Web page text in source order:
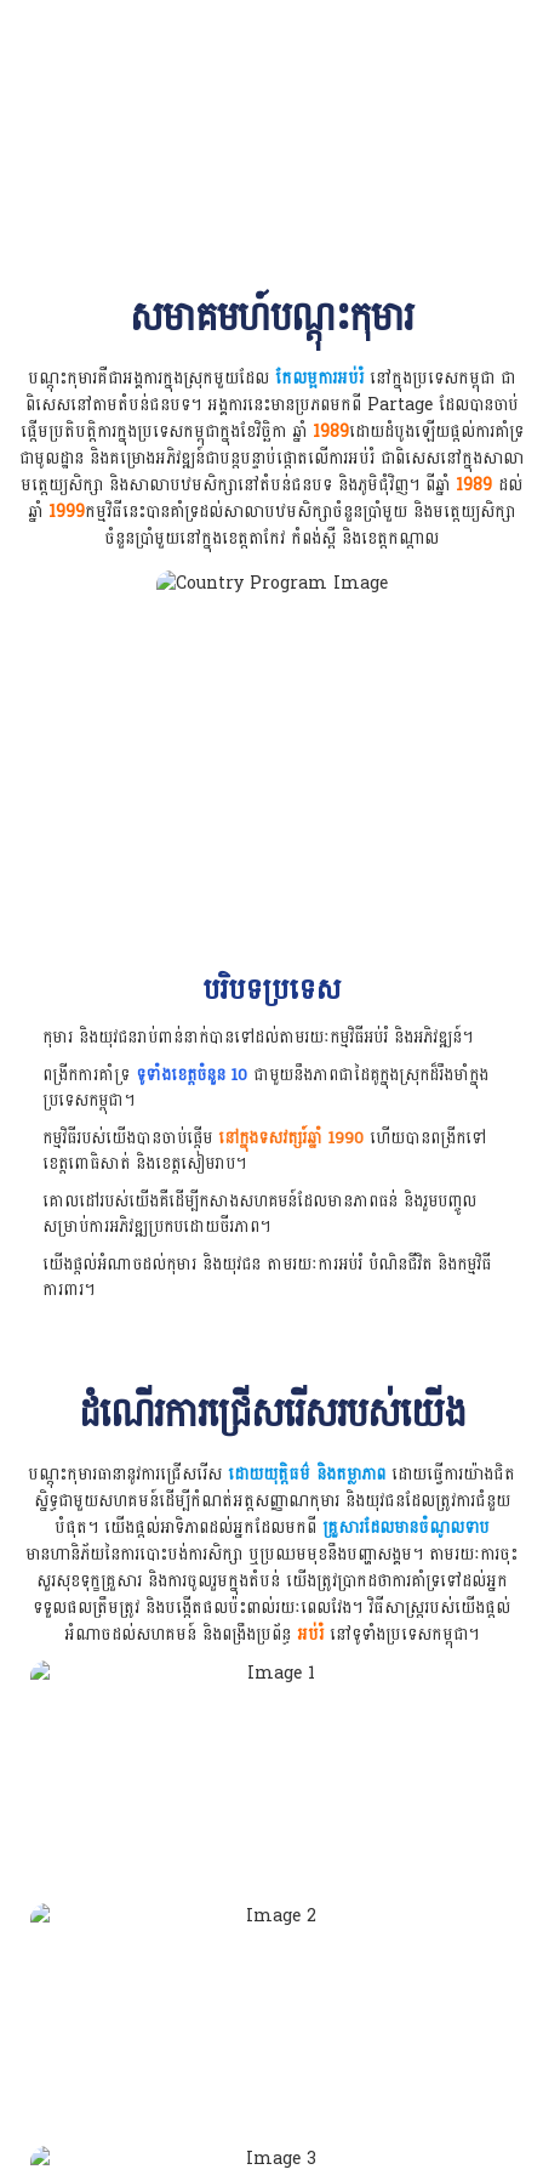
សមាគមហ៍បណ្ដុះកុមារ
បណ្ដុះកុមារគឺជាអង្គការក្នុងស្រុកមួយដែល កែលម្អការអប់រំនៅក្នុងប្រទេសកម្ពុជា ជា
ពិសេសនៅតាមតំបន់ជនបទ។ អង្គការនេះមានប្រភពមកពី Partage ដែលបានចាប់
ផ្តើមប្រតិបត្តិការក្នុងប្រទេសកម្ពុជាក្នុងខែវិច្ឆិកា ឆ្នាំ 1989ដោយដំបូងឡើយផ្តល់ការគាំទ្រ
ជាមូលដ្ឋាន និងគម្រោងអភិវឌ្ឍន៍ជាបន្តបន្ទាប់ផ្តោតលើការអប់រំ ជាពិសេសនៅក្នុងសាលា
មត្តេយ្យសិក្សា និងសាលាបឋមសិក្សានៅតំបន់ជនបទ និងភូមិជុំវិញ។ ពីឆ្នាំ 1989 ដល់
ឆ្នាំ 1999កម្មវិធីនេះបានគាំទ្រដល់សាលាបឋមសិក្សាចំនួនប្រាំមួយ និងមត្តេយ្យសិក្សា
ចំនួនប្រាំមួយនៅក្នុងខេត្តតាកែវ កំពង់ស្ពឺ និងខេត្តកណ្តាល
បរិបទប្រទេស
កុមារ និងយុវជនរាប់ពាន់នាក់បានទៅដល់តាមរយៈកម្មវិធីអប់រំ និងអភិវឌ្ឍន៍។
ពង្រីកការគាំទ្រ ទូទាំងខេត្តចំនួន 10 ជាមួយនឹងភាពជាដៃគូក្នុងស្រុកដ៏រឹងមាំក្នុង
ប្រទេសកម្ពុជា។
កម្មវិធីរបស់យើងបានចាប់ផ្តើម នៅក្នុងទសវត្សរ៍ឆ្នាំ 1990 ហើយបានពង្រីកទៅ
ខេត្តពោធិសាត់ និងខេត្តសៀមរាប។
គោលដៅរបស់យើងគឺដើម្បីកសាងសហគមន៍ដែលមានភាពធន់ និងរួមបញ្ចូល
សម្រាប់ការអភិវឌ្ឍប្រកបដោយចីរភាព។
យើងផ្តល់អំណាចដល់កុមារ និងយុវជន តាមរយៈការអប់រំ បំណិនជីវិត និងកម្មវិធី
ការពារ។
ដំណើរការជ្រើសរើសរបស់យើង
បណ្ដុះកុមារធានានូវការជ្រើសរើស ដោយយុត្តិធម៌ និងតម្លាភាព ដោយធ្វើការយ៉ាងជិត
ស្និទ្ធជាមួយសហគមន៍ដើម្បីកំណត់អត្តសញ្ញាណកុមារ និងយុវជនដែលត្រូវការជំនួយ
បំផុត។ យើងផ្តល់អាទិភាពដល់អ្នកដែលមកពី គ្រួសារដែលមានចំណូលទាប
មានហានិភ័យនៃការបោះបង់ការសិក្សា ឬប្រឈមមុខនឹងបញ្ហាសង្គម។ តាមរយៈការចុះ
សួរសុខទុក្ខគ្រួសារ និងការចូលរួមក្នុងតំបន់ យើងត្រូវប្រាកដថាការគាំទ្រទៅដល់អ្នក
ទទួលផលត្រឹមត្រូវ និងបង្កើតផលប៉ះពាល់រយៈពេលវែង។ វិធីសាស្រ្តរបស់យើងផ្តល់
អំណាចដល់សហគមន៍ និងពង្រឹងប្រព័ន្ធ អប់រំនៅទូទាំងប្រទេសកម្ពុជា។